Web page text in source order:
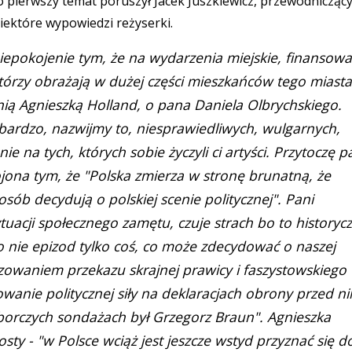
wypowiedzi reżyserki.
tym, że na wydarzenia miejskie,
obrażają w dużej części mieszkańców tego
Agnieszką Holland, o pana Daniela Olbrychskiego.
nazwijmy to, niesprawiedliwych, wulgarnych,
na tych, których sobie życzyli ci artyści. Przytoczę
tym, że "Polska zmierza w stronę brunatną, że
decydują o polskiej scenie politycznej". Pani
społecznego zamętu, czuje strach bo to
epizod tylko coś, co może zdecydować o naszej
przekazu skrajnej prawicy i faszystowskiego
politycznej siły na deklaracjach obrony przed
sondażach był Grzegorz Braun". Agnieszka
- "w Polsce wciąż jest jeszcze wstyd przyznać się